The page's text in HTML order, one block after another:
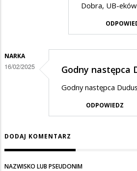
odpowiedzi
na
Dobra, UB-
NARKA
16/02/2025 Godny następca
Godny następca
ODPOWIEDZ
DODAJ KOMENTARZ
NAZWISKO LUB PSEUDONIM